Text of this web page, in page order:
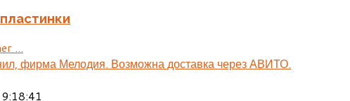
...
фирма Мелодия. Возможна доставка через АВИТО.